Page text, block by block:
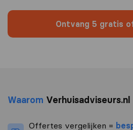
Ontvang 5 gratis
Waarom Verhuisadviseurs.nl
Offertes vergelijken =